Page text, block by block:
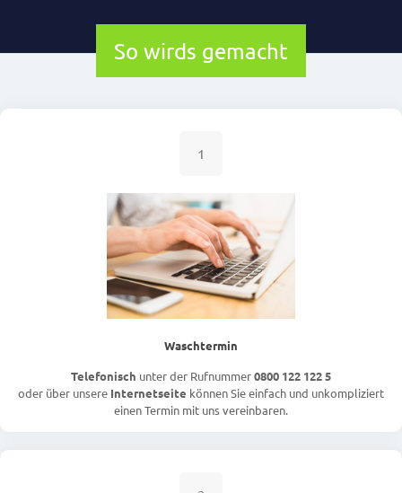
So wirds gemacht
1
Waschtermin
Telefonisch unter der Rufnummer0800 122 122 5
oder über unsere Internetseite können Sie einfach und unkompliziert
einen Termin mit uns vereinbaren.